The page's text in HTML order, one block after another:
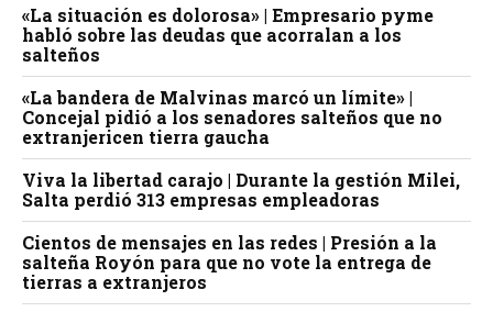
«La situación es dolorosa» | Empresario pyme
habló sobre las deudas que acorralan a los
salteños
«La bandera de Malvinas marcó un límite» |
Concejal pidió a los senadores salteños que no
extranjericen tierra gaucha
Viva la libertad carajo | Durante la gestión Milei,
Salta perdió 313 empresas empleadoras
Cientos de mensajes en las redes | Presión a la
salteña Royón para que no vote la entrega de
tierras a extranjeros